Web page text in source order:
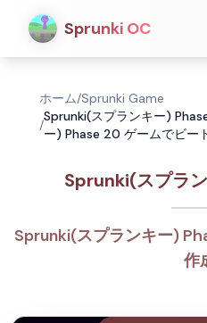
Sprunki OC
ホーム/Sprunki Game
/
Sprunki(スプランキー)
ー) Phase 20 ゲームでビー
Sprunki(スプラ
Sprunki(スプランキー)
作